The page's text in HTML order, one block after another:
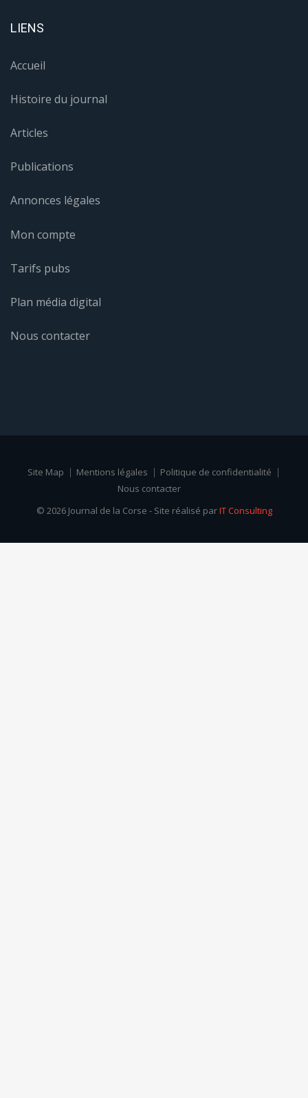
LIENS
Accueil
Histoire du journal
Articles
Publications
Annonces légales
Mon compte
Tarifs pubs
Plan média digital
Nous contacter
Site Map Mentions légales
Politique de confidentialité
Nous contacter
© 2026 Journal de la Corse - Site réalisé parIT Consulting